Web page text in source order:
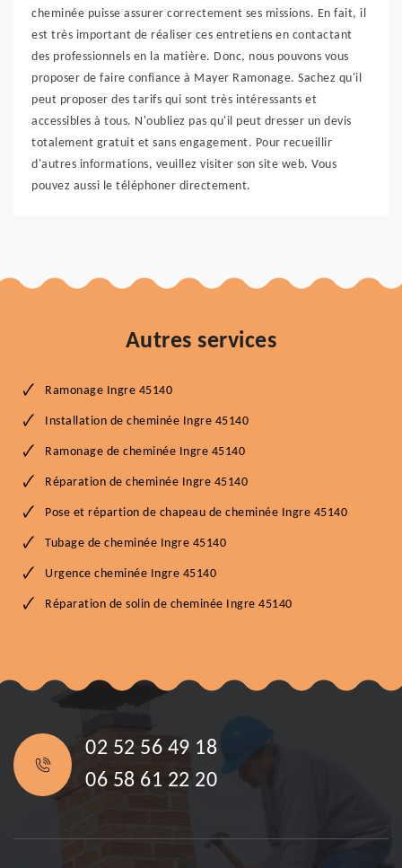
cheminée puisse assurer correctement ses missions. En fait, il
est très important de réaliser ces entretiens en contactant
des professionnels en la matière. Donc, nous pouvons vous
proposer de faire confiance à Mayer Ramonage. Sachez qu'il
peut proposer des tarifs qui sont très intéressants et
accessibles à tous. N'oubliez pas qu'il peut dresser un devis
totalement gratuit et sans engagement. Pour recueillir
d'autres informations, veuillez visiter son site web. Vous
pouvez aussi le téléphoner directement.
Autres services
Ramonage Ingre 45140
Installation de cheminée Ingre 45140
Ramonage de cheminée Ingre 45140
Réparation de cheminée Ingre 45140
Pose et répartion de chapeau de cheminée Ingre 45140
Tubage de cheminée Ingre 45140
Urgence cheminée Ingre 45140
Réparation de solin de cheminée Ingre 45140
02 52 56 49 18
06 58 61 22 20